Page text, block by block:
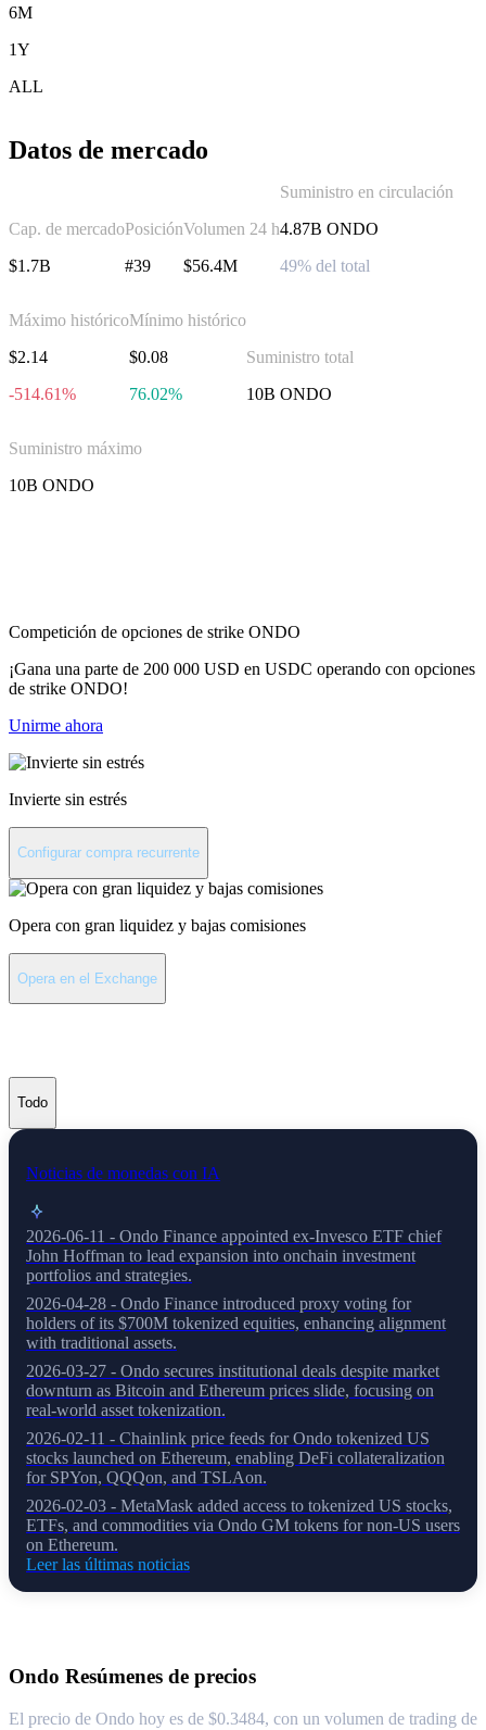
6M
1Y
ALL
Datos de mercado
Cap. de mercado
$1.7B
Posición
#39
Volumen 24 h
$56.4M
Suministro en circulación
4.87B ONDO
49% del total
Máximo histórico
$2.14
-514.61%
Mínimo histórico
$0.08
76.02%
Suministro total
10B ONDO
Suministro máximo
10B ONDO
Competición de opciones de strike ONDO
¡Gana una parte de 200 000 USD en USDC operando con opciones
de strike ONDO!
Unirme ahora
Invierte sin estrés
Configurar compra recurrente
Opera con gran liquidez y bajas comisiones
Opera en el Exchange
Todo
Noticias de monedas con IA
2026-06-11 - Ondo Finance appointed ex-Invesco ETF chief
John Hoffman to lead expansion into onchain investment
portfolios and strategies.
2026-04-28 - Ondo Finance introduced proxy voting for
holders of its $700M tokenized equities, enhancing alignment
with traditional assets.
2026-03-27 - Ondo secures institutional deals despite market
downturn as Bitcoin and Ethereum prices slide, focusing on
real-world asset tokenization.
2026-02-11 - Chainlink price feeds for Ondo tokenized US
stocks launched on Ethereum, enabling DeFi collateralization
for SPYon, QQQon, and TSLAon.
2026-02-03 - MetaMask added access to tokenized US stocks,
ETFs, and commodities via Ondo GM tokens for non-US users
on Ethereum.
Leer las últimas noticias
Ondo Resúmenes de precios
El precio de Ondo hoy es de $0.3484, con un volumen de trading de